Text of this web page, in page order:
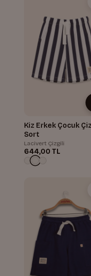
Kiz Erkek Çocuk
Sort
Lacivert Çizgili
644,00 TL